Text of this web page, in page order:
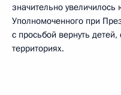
значительно
Уполномоченного при
с просьбой вернуть
территориях.